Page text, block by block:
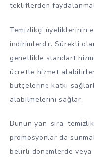
tekliflerden
Temizlikçi üyeliklerinin
indirimlerdir. Sürekli
genellikle standart
ücretle hizmet
bütçelerine katkı
alabilmelerini sağlar.
Bunun yanı sıra,
promosyonlar da
belirli dönemlerde